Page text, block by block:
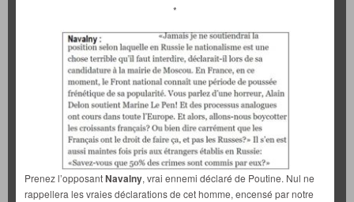
*
Prenez l’opposantNavalny, vrai ennemi déclaré de Poutine. Nul ne
rappellera les vraies déclarations de cet homme, encensé par notre